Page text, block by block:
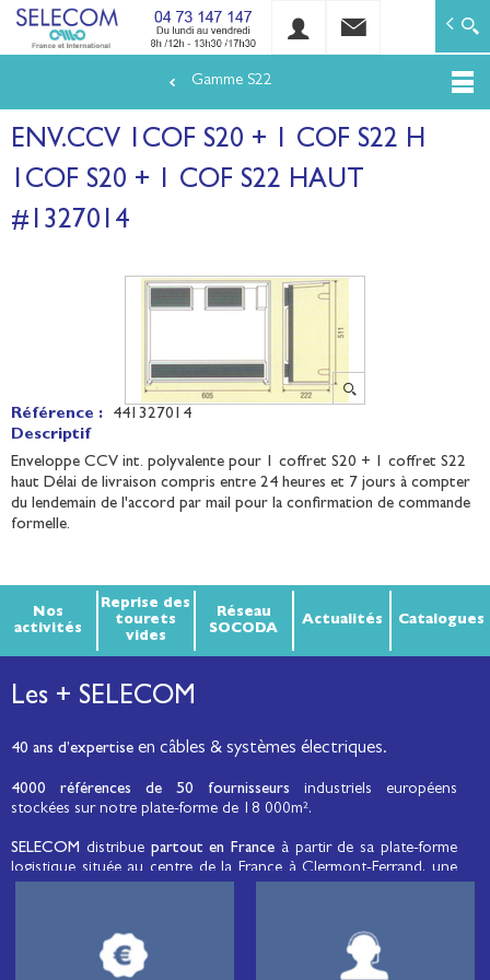
au
contenu
SELECOM
Matériels de réseaux électriques basse tension et
Gamme S22
ENV.CCV 1COF S20 + 1 COF S22 H
1COF S20 + 1 COF S22 HAUT
#1327014
Référence :
441327014
Descriptif
Enveloppe CCV int. polyvalente pour 1 coffret S20 + 1 coffret S22
haut Délai de livraison compris entre 24 heures et 7 jours à compter
du lendemain de l'accord par mail pour la confirmation de commande
formelle.
Nos
activités
Reprise des
tourets
vides
Réseau
SOCODA
Actualités Catalogues
Les + SELECOM
40 ans d’expertise en câbles & systèmes électriques.
4000 références de 50 fournisseurs industriels européens
stockées sur notre plate-forme de 18 000m².
SELECOM distribue partout en France à partir de sa plate-forme
logistique située au centre de la France à Clermont-Ferrand, une
, de matériel
d’éclairage public et d'éco-mobilité destinée aux professionnels de